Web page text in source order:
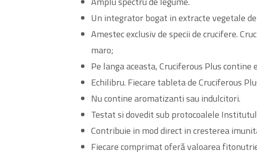
Un integrator bogat in extracte vegetale
Amestec exclusiv de specii de crucifere.
maro;
Pe langa aceasta, Cruciferous Plus
Echilibru. Fiecare tableta de Cruciferous
Nu contine aromatizanti sau indulcitori.
Testat si dovedit sub protocoalele
Contribuie in mod direct in cresterea
Fiecare comprimat oferă valoarea